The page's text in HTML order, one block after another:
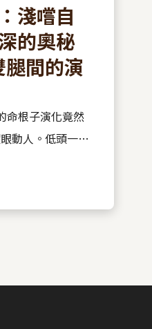
淺嚐自
的奧秘
間的演
命根子演化竟然
動人。低頭一
腳步，從最基本